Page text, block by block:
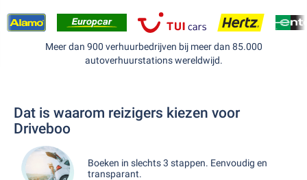
Meer dan 900 verhuurbedrijven bij meer dan 85.000
autoverhuurstations wereldwijd.
Dat is waarom reizigers kiezen voor
Driveboo
Boeken in slechts 3 stappen. Eenvoudig en
transparant.